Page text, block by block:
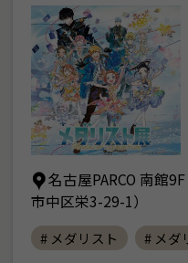
名古屋PARCO 南館
市中区栄3-29-1）
# メダリスト # メダ